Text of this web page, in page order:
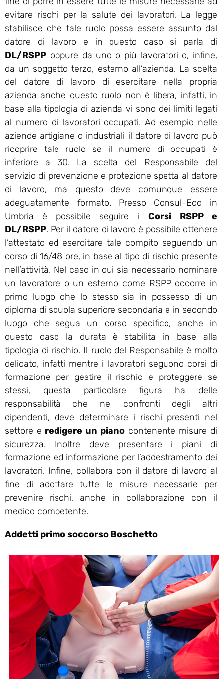
evitare rischi per la salute dei lavoratori. La legge
stabilisce che tale ruolo possa essere assunto dal
datore di lavoro e in questo caso si parla di
DL/RSPP oppure da uno o più lavoratori o, infine,
da un soggetto terzo, esterno all’azienda. La scelta
del datore di lavoro di esercitare nella propria
azienda anche questo ruolo non è libera, infatti, in
base alla tipologia di azienda vi sono dei limiti legati
al numero di lavoratori occupati. Ad esempio nelle
aziende artigiane o industriali il datore di lavoro può
ricoprire tale ruolo se il numero di occupati è
inferiore a 30. La scelta del Responsabile del
servizio di prevenzione e protezione spetta al datore
di lavoro, ma questo deve comunque essere
adeguatamente formato. Presso Consul-Eco in
Umbria è possibile seguire iCorsi RSPP e
DL/RSPP. Per il datore di lavoro è possibile ottenere
l’attestato ed esercitare tale compito seguendo un
corso di 16/48 ore, in base al tipo di rischio presente
nell’attività. Nel caso in cui sia necessario nominare
un lavoratore o un esterno come RSPP occorre in
primo luogo che lo stesso sia in possesso di un
diploma di scuola superiore secondaria e in secondo
luogo che segua un corso specifico, anche in
questo caso la durata è stabilita in base alla
tipologia di rischio. Il ruolo del Responsabile è molto
delicato, infatti mentre i lavoratori seguono corsi di
formazione per gestire il rischio e proteggere se
stessi, questa particolare figura ha delle
responsabilità che nei confronti degli altri
dipendenti, deve determinare i rischi presenti nel
settore e redigere un piano contenente misure di
sicurezza. Inoltre deve presentare i piani di
formazione ed informazione per l’addestramento dei
lavoratori. Infine, collabora con il datore di lavoro al
fine di adottare tutte le misure necessarie per
prevenire rischi, anche in collaborazione con il
medico competente.
Addetti primo soccorso Boschetto